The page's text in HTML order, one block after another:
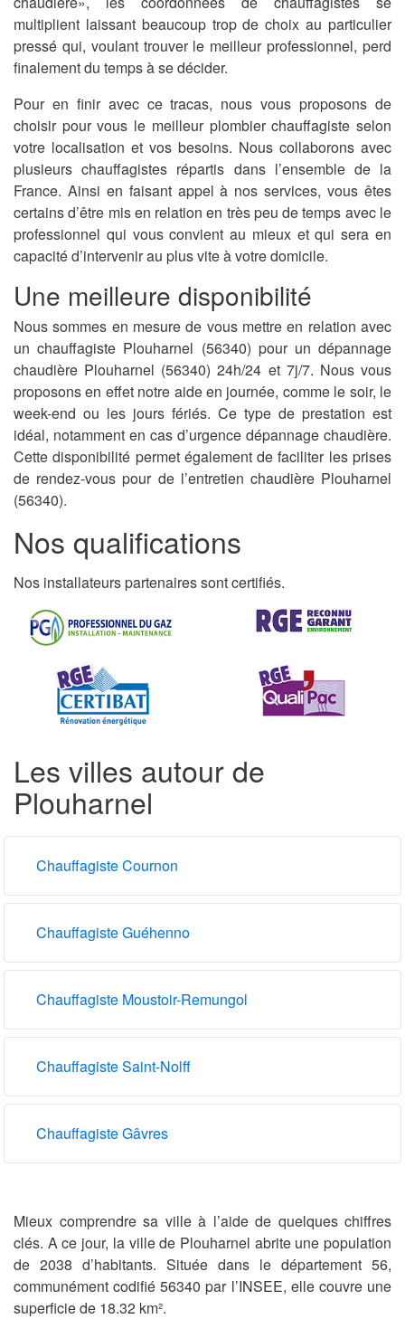
multiplient laissant beaucoup trop de choix au particulier
pressé qui, voulant trouver le meilleur professionnel, perd
finalement du temps à se décider.
Pour en finir avec ce tracas, nous vous proposons de
choisir pour vous le meilleur plombier chauffagiste selon
votre localisation et vos besoins. Nous collaborons avec
plusieurs chauffagistes répartis dans l’ensemble de la
France. Ainsi en faisant appel à nos services, vous êtes
certains d’être mis en relation en très peu de temps avec le
professionnel qui vous convient au mieux et qui sera en
capacité d’intervenir au plus vite à votre domicile.
Une meilleure disponibilité
Nous sommes en mesure de vous mettre en relation avec
un chauffagiste Plouharnel (56340) pour un dépannage
chaudière Plouharnel (56340) 24h/24 et 7j/7. Nous vous
proposons en effet notre aide en journée, comme le soir, le
week-end ou les jours fériés. Ce type de prestation est
idéal, notamment en cas d’urgence dépannage chaudière.
Cette disponibilité permet également de faciliter les prises
de rendez-vous pour de l’entretien chaudière Plouharnel
(56340).
Nos qualifications
Nos installateurs partenaires sont certifiés.
Les villes autour de
Plouharnel
Chauffagiste Cournon
Chauffagiste Guéhenno
Chauffagiste Moustoir-Remungol
Chauffagiste Saint-Nolff
Chauffagiste Gâvres
Mieux comprendre sa ville à l’aide de quelques chiffres
clés. A ce jour, la ville de Plouharnel abrite une population
de 2038 d’habitants. Située dans le département 56,
communément codifié 56340 par l’INSEE, elle couvre une
superficie de 18.32 km².